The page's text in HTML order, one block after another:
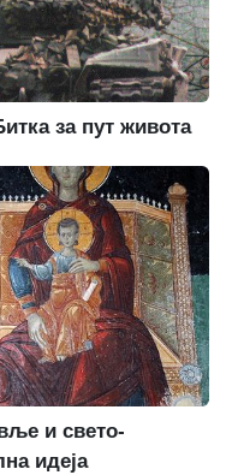
за пут живота
и свето-
идеја